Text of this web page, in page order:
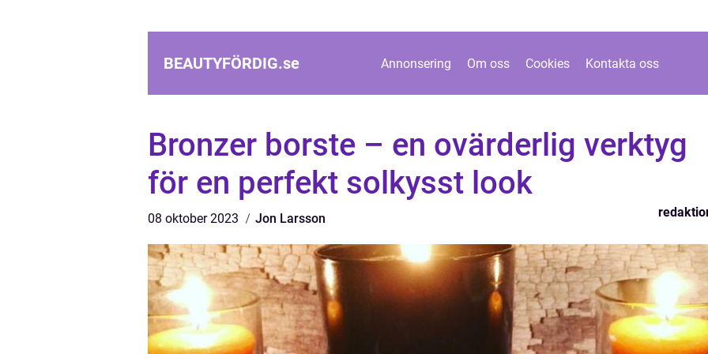
BEAUTYFÖRDIG.se Annonsering Om oss Cookies Kontakta oss
Bronzer borste – en ovärderlig verktyg
för en perfekt solkysst look
08 oktober 2023 Jon Larsson